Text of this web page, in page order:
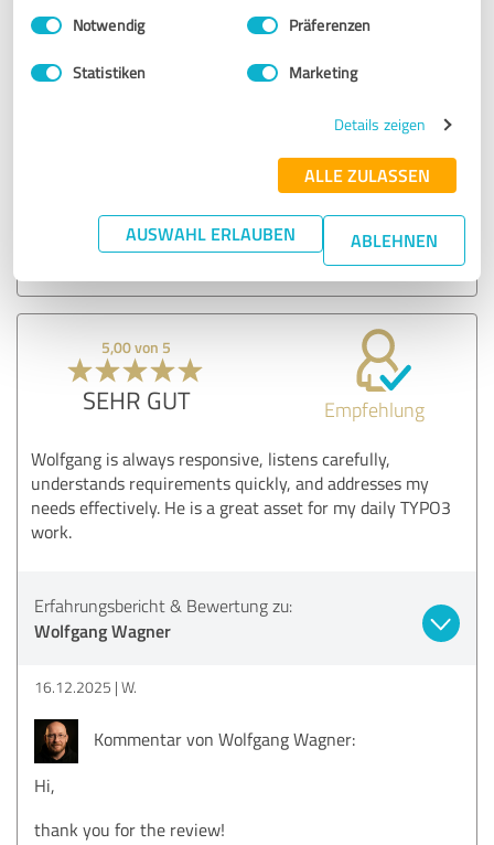
Impressum Datenschutzbestimmungen
Einwilligungsauswahl
Notwendig Präferenzen
Statistiken Marketing
Details zeigen
ALLE ZULASSEN
AUSWAHL ERLAUBEN ABLEHNEN
Hallo Andreas,
danke für die Bewertung!
sollen tatsächlich so aufgebaut sein, dass man auch
später gezielt zu einem Thema zurückkommen kann,
ohne alles nochmal durcharbeiten zu müssen. Das
spart Zeit, wenn man ein konkretes Problem hat.
Beste Grüße
5,00 von 5
SEHR GUT Empfehlung
Wolfgang is always responsive, listens carefully,
understands requirements quickly, and addresses my
needs effectively. He is a great asset for my daily TYPO3
work.
Erfahrungsbericht & Bewertung zu:
Wolfgang Wagner
16.12.2025 W.
Kommentar von Wolfgang Wagner:
Hi,
thank you for the review!